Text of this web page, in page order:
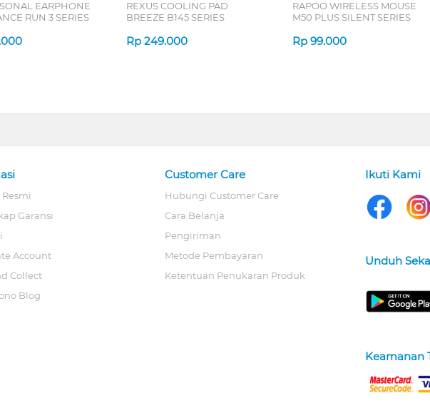
EARPHONE
RUN 3 SERIES
REXUS COOLING PAD
BREEZE B145 SERIES
Rp 249.000
RAPOO WIRELESS MOUSE
M50 PLUS SILENT SERIES
Rp 99.000
Garansi
Account
Collect
Blog
Customer Care
Hubungi Customer Care
Cara Belanja
Pengiriman
Metode Pembayaran
Ketentuan Penukaran Produk
Ikuti Kami
Unduh
Keamanan